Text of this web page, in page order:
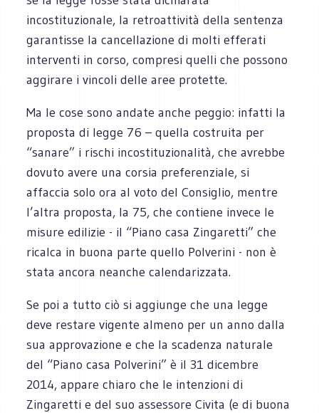
incostituzionale, la retroattività della sentenza
garantisse la cancellazione di molti efferati
interventi in corso, compresi quelli che possono
aggirare i vincoli delle aree protette.
Ma le cose sono andate anche peggio: infatti la
proposta di legge 76 – quella costruita per
“sanare” i rischi incostituzionalità, che avrebbe
dovuto avere una corsia preferenziale, si
affaccia solo ora al voto del Consiglio, mentre
l’altra proposta, la 75, che contiene invece le
misure edilizie - il “Piano casa Zingaretti” che
ricalca in buona parte quello Polverini - non è
stata ancora neanche calendarizzata.
Se poi a tutto ciò si aggiunge che una legge
deve restare vigente almeno per un anno dalla
sua approvazione e che la scadenza naturale
del “Piano casa Polverini” è il 31 dicembre
2014, appare chiaro che le intenzioni di
Zingaretti e del suo assessore Civita (e di buona